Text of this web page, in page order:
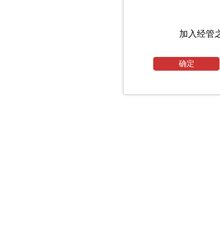
加入经管
确定